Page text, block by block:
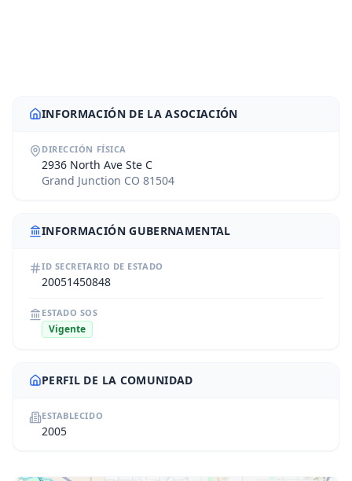
INFORMACIÓN DE LA ASOCIACIÓN
DIRECCIÓN FÍSICA
2936 North Ave Ste C
Grand Junction CO 81504
INFORMACIÓN GUBERNAMENTAL
ID SECRETARIO DE ESTADO
20051450848
ESTADO SOS
Vigente
PERFIL DE LA COMUNIDAD
ESTABLECIDO
2005